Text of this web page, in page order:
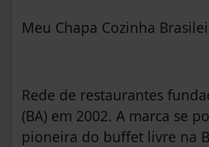
Meu Chapa Cozinha
Rede de restaurantes
(BA) em 2002. A marca se
pioneira do buffet livre na